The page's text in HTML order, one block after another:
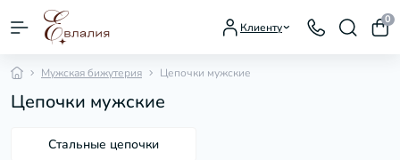
Клиенту
0
Мужская бижутерия Цепочки мужские
Цепочки мужские
Стальные цепочки